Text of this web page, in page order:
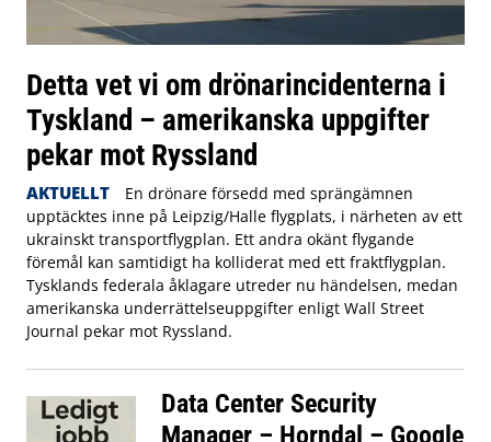
Detta vet vi om drönarincidenterna i
Tyskland – amerikanska uppgifter
pekar mot Ryssland
AKTUELLT
En drönare försedd med sprängämnen
upptäcktes inne på Leipzig/Halle flygplats, i närheten av ett
ukrainskt transportflygplan. Ett andra okänt flygande
föremål kan samtidigt ha kolliderat med ett fraktflygplan.
Tysklands federala åklagare utreder nu händelsen, medan
amerikanska underrättelseuppgifter enligt Wall Street
Journal pekar mot Ryssland.
Data Center Security
Manager – Horndal – Google